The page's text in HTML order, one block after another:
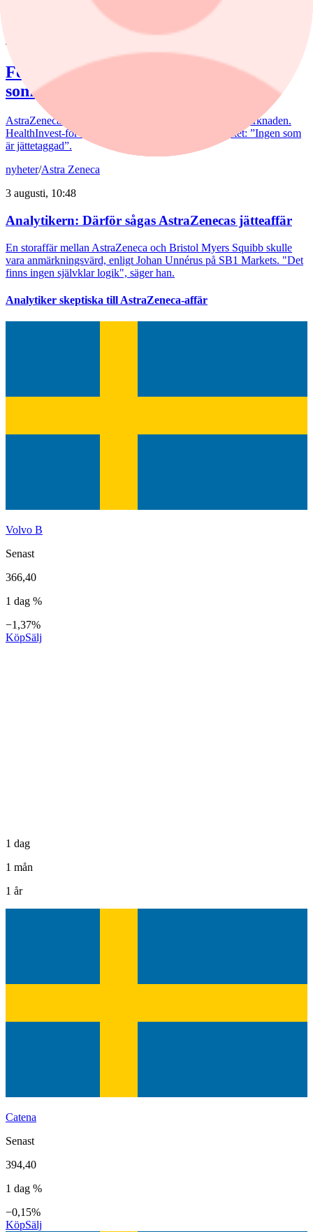
4 augusti, 10:59
Förvaltaren om Astra-affären: ”Ingen
som är jättetaggad"
AstraZenecas eventuella jätteaffär mottas negativt av marknaden.
HealthInvest-förvaltaren Ellinor Hult delar sentimentet: ”Ingen som
är jättetaggad”.
nyheter/Astra Zeneca
3 augusti, 10:48
Analytikern: Därför sågas AstraZenecas jätteaffär
En storaffär mellan AstraZeneca och Bristol Myers Squibb skulle
vara anmärkningsvärd, enligt Johan Unnérus på SB1 Markets. "Det
finns ingen självklar logik", säger han.
Analytiker skeptiska till AstraZeneca-affär
Volvo B
Senast
366,40
1 dag %
−1,37%
KöpSälj
1 dag
1 mån
1 år
Catena
Senast
394,40
1 dag %
−0,15%
KöpSälj